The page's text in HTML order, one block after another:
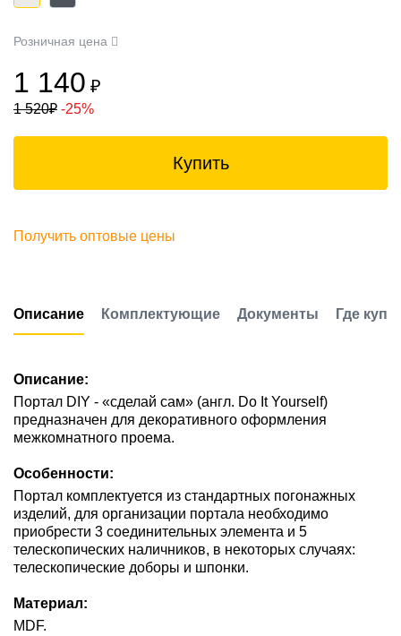
Розничная цена
1 140 ₽
1 520₽ -25%
Купить
Получить оптовые цены
Описание Комплектующие Документы Где
Описание:
Портал DIY - «сделай сам» (англ. Do It Yourself)
предназначен для декоративного оформления
межкомнатного проема.
Особенности:
Портал комплектуется из стандартных погонажных
изделий, для организации портала необходимо
приобрести 3 соединительных элемента и 5
телескопических наличников, в некоторых случаях:
телескопические доборы и шпонки.
Материал:
MDF.